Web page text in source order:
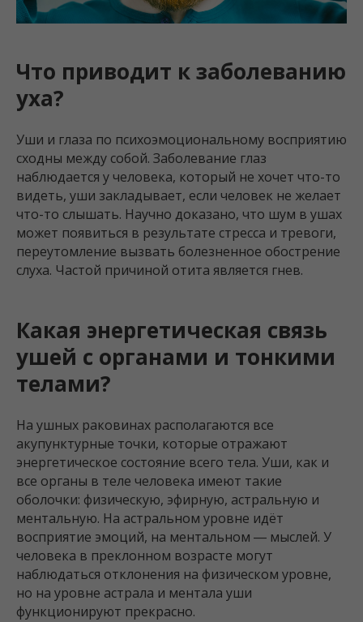
Что приводит к заболеванию
уха?
Уши и глаза по психоэмоциональному восприятию
сходны между собой. Заболевание глаз
наблюдается у человека, который не хочет что-то
видеть, уши закладывает, если человек не желает
что-то слышать. Научно доказано, что шум в ушах
может появиться в результате стресса и тревоги,
переутомление вызвать болезненное обострение
слуха. Частой причиной отита является гнев.
Какая энергетическая связь
ушей с органами и тонкими
телами?
На ушных раковинах располагаются все
акупунктурные точки, которые отражают
энергетическое состояние всего тела. Уши, как и
все органы в теле человека имеют такие
оболочки: физическую, эфирную, астральную и
ментальную. На астральном уровне идёт
восприятие эмоций, на ментальном ― мыслей. У
человека в преклонном возрасте могут
наблюдаться отклонения на физическом уровне,
но на уровне астрала и ментала уши
функционируют прекрасно.